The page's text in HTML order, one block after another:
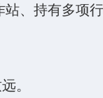
站、持有多项
。